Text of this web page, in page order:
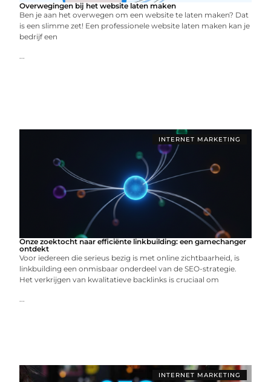
Overwegingen bij het website laten maken
Ben je aan het overwegen om een website te laten maken? Dat
is een slimme zet! Een professionele website laten maken kan je
bedrijf een
...
INTERNET MARKETING
Onze zoektocht naar efficiënte linkbuilding: een gamechanger
ontdekt
Voor iedereen die serieus bezig is met online zichtbaarheid, is
linkbuilding een onmisbaar onderdeel van de SEO-strategie.
Het verkrijgen van kwalitatieve backlinks is cruciaal om
...
INTERNET MARKETING